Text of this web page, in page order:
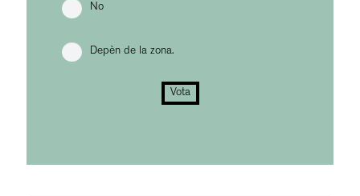
No
Depèn de la zona.
Vota